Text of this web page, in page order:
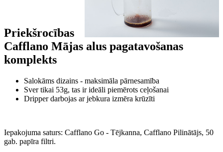
Priekšrocības
Cafflano Mājas alus pagatavošanas
komplekts
Salokāms dizains - maksimāla pārnesamība
Sver tikai 53g, tas ir ideāli piemērots ceļošanai
Dripper darbojas ar jebkura izmēra krūzīti
Iepakojuma saturs: Cafflano Go - Tējkanna, Cafflano Pilinātājs, 50
gab. papīra filtri.